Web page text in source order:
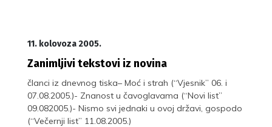
11. kolovoza 2005.
Zanimljivi tekstovi iz novina
članci iz dnevnog tiska– Moć i strah (“Vjesnik” 06. i
07.08.2005.)- Znanost u čavoglavama (“Novi list”
09.082005.)- Nismo svi jednaki u ovoj državi, gospodo
(“Večernji list” 11.08.2005.)